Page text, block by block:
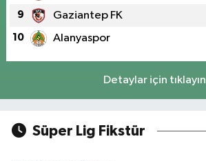
9 Gaziantep FK
10 Alanyaspor
Detaylar için tıklayın
Süper Lig Fikstür